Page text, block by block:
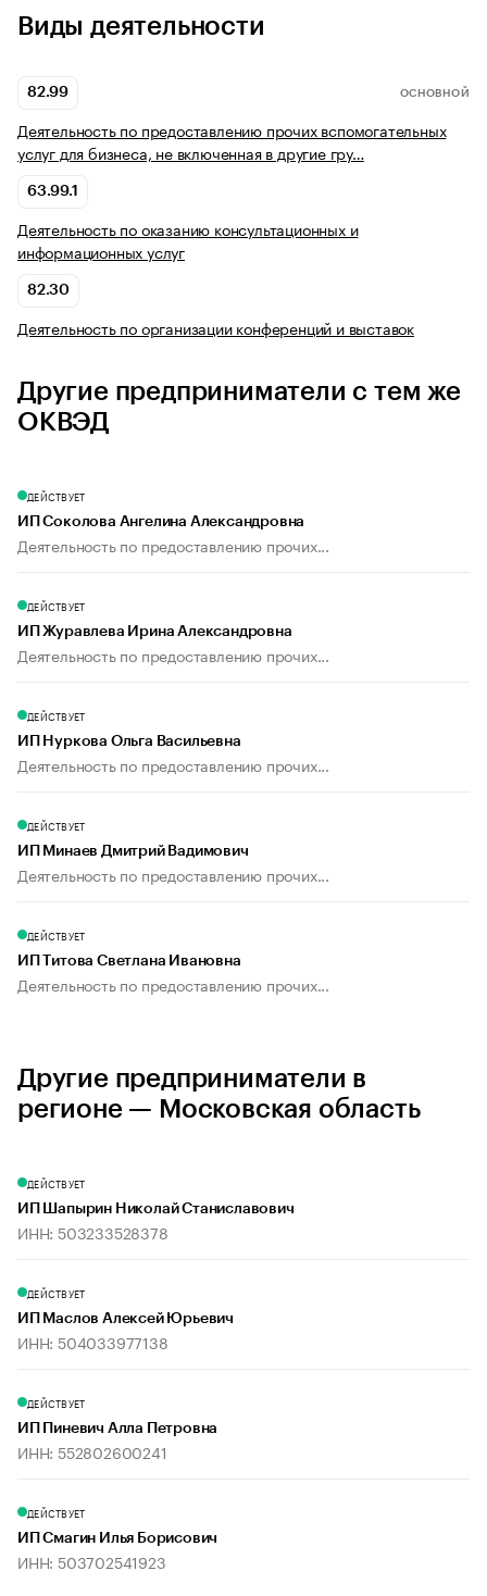
Виды деятельности
82.99 ОСНОВНОЙ
Деятельность по предоставлению прочих вспомогательных
услуг для бизнеса, не включенная в другие гру…
63.99.1
Деятельность по оказанию консультационных и
информационных услуг
82.30
Деятельность по организации конференций и выставок
Другие предприниматели с тем же
ОКВЭД
ДЕЙСТВУЕТ
ИП Соколова Ангелина Александровна
Деятельность по предоставлению прочих...
ДЕЙСТВУЕТ
ИП Журавлева Ирина Александровна
Деятельность по предоставлению прочих...
ДЕЙСТВУЕТ
ИП Нуркова Ольга Васильевна
Деятельность по предоставлению прочих...
ДЕЙСТВУЕТ
ИП Минаев Дмитрий Вадимович
Деятельность по предоставлению прочих...
ДЕЙСТВУЕТ
ИП Титова Светлана Ивановна
Деятельность по предоставлению прочих...
Другие предприниматели в
регионе — Московская область
ДЕЙСТВУЕТ
ИП Шапырин Николай Станиславович
ИНН: 503233528378
ДЕЙСТВУЕТ
ИП Маслов Алексей Юрьевич
ИНН: 504033977138
ДЕЙСТВУЕТ
ИП Пиневич Алла Петровна
ИНН: 552802600241
ДЕЙСТВУЕТ
ИП Смагин Илья Борисович
ИНН: 503702541923